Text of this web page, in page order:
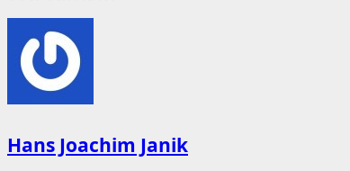
Hans Joachim Janik